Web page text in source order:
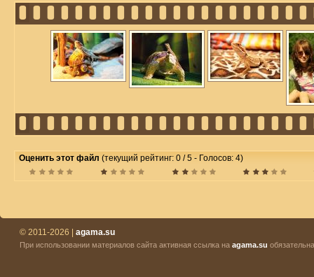
Оценить этот файл (текущий рейтинг: 0 / 5 - Голосов: 4)
© 2011-2026 | agama.su
При использовании материалов сайта активная ссылка на agama.su